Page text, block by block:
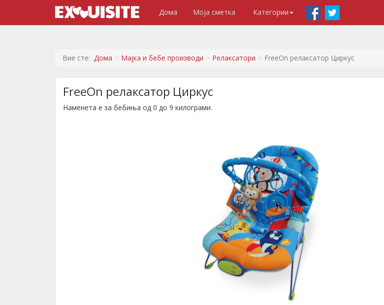
Дома Моја сметка Категории
Вие сте: Дома Мајка и бебе производи Релаксатори FreeOn релаксатор Циркус
FreeOn релаксатор Циркус
Наменета е за бебиња од 0 до 9 килограми.